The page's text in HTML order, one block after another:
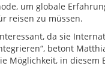
um globale
reisen zu müssen.
da sie
betont
Möglichkeit, in